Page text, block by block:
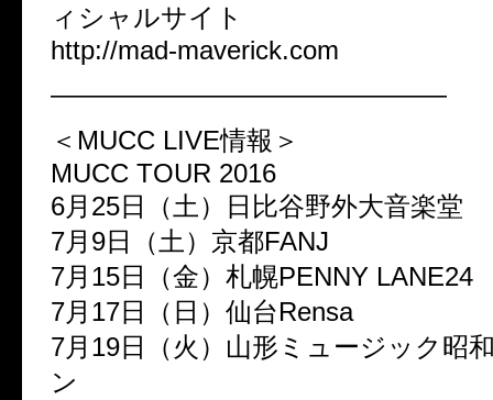
ィシャルサイト
http://mad-maverick.com
———————————————
＜MUCC LIVE情報＞
MUCC TOUR 2016
6月25日（土）日比谷野外大音楽
7月9日（土）京都FANJ
7月15日（金）札幌PENNY
7月17日（日）仙台Rensa
7月19日（火）山形ミュージック昭
ン